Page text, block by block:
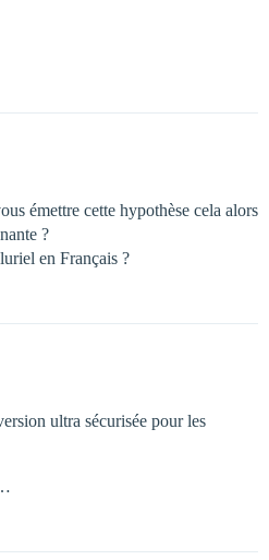
émettre cette hypothèse cela alors
?
en Français ?
ultra sécurisée pour les